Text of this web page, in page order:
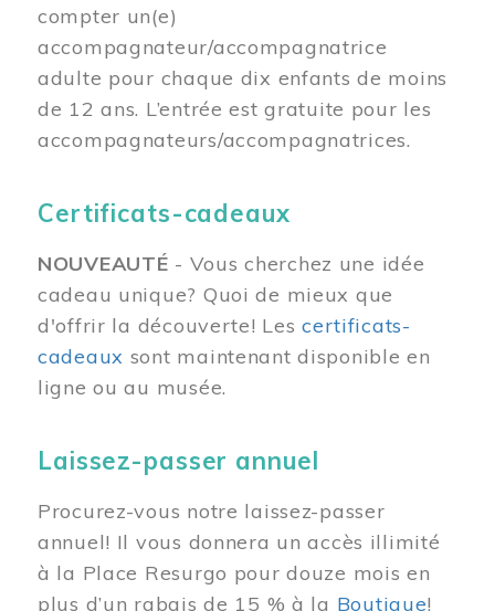
compter un(e)
accompagnateur/accompagnatrice
adulte pour chaque dix enfants de moins
de 12 ans. L’entrée est gratuite pour les
accompagnateurs/accompagnatrices.
Certificats-cadeaux
NOUVEAUTÉ - Vous cherchez une idée
cadeau unique? Quoi de mieux que
d'offrir la découverte! Lescertificats-
cadeaux sont maintenant disponible en
ligne ou au musée.
Laissez-passer annuel
Procurez-vous notre laissez-passer
annuel! Il vous donnera un accès illimité
à la Place Resurgo pour douze mois en
plus d’un rabais de 15 % à la Boutique!